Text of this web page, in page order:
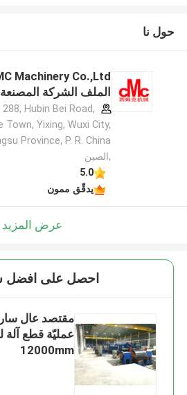
حول نا
Machinery Co.,Ltd
الملف الشركة المصنعة
288, Hubin Bei Road,
Town, Yixing, Wuxi City,
Province, P. R. China
,الصين
5.0
يدقّق ممون
عرض المزيد
احصل على افضل
مقتصد عال
عمليّة قطع
12000mm